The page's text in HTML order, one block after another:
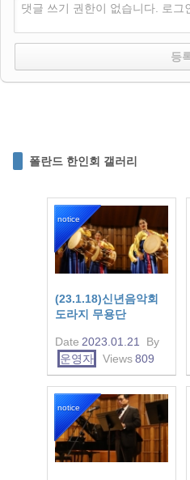
댓글 쓰기 권한이 없습니다. 로그
폴란드 한인회 갤러리
notice
(23.1.18)신년음악회
도라지 무용단
Date 2023.01.21
By
운영자
Views809
notice